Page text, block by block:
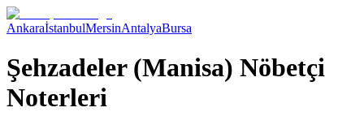
AnkaraİstanbulMersinAntalyaBursa
Şehzadeler (Manisa) Nöbetçi
Noterleri